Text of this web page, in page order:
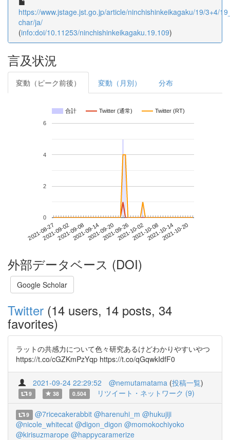
https://www.jstage.jst.go.jp/article/ninchishinkeikagaku/19/3+4/
char/ja/
(info:doi/10.11253/ninchishinkeikagaku.19.109)
言及状況
変動（ピーク前後） 変動（月別） 分布
合計 Twitter (通常) Twitter (RT)
2021-08-272021-09-022021-09-082021-09-142021-09-202021-09-262021-10-022021-10-082021-10-142021-10-20
0
2
4
6
外部データベース (DOI)
Google Scholar
Twitter (14 users, 14 posts, 34
favorites)
ラットの共感力について色々研究あるけどわかりやすいやつ
https://t.co/cGZKmPzYqp https://t.co/qGqwkIdfF0
2021-09-24 22:29:52 @nemutamatama (投稿一覧)
9 38 0.504 リツイート・ネットワーク (9)
9 @7ricecakerabbit @harenuhi_m @hukujiji
@nicole_whitecat @digon_digon @momokochiyoko
@kirisuzmarope @happycaramerize